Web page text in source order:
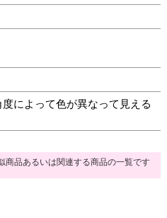
によって色が異なって見える
商品あるいは関連する商品の一覧です